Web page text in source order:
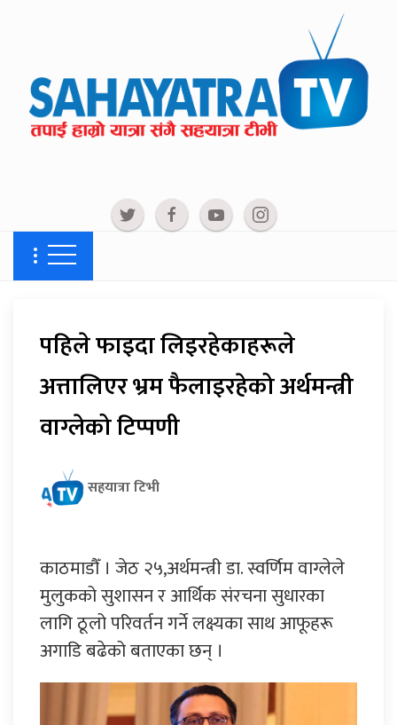
पहिले फाइदा लिइरहेकाहरूले
अत्तालिएर भ्रम फैलाइरहेको अर्थमन्त्री
वाग्लेको टिप्पणी
सहयात्रा टिभी
काठमाडौँ । जेठ २५,अर्थमन्त्री डा. स्वर्णिम वाग्लेले
मुलुकको सुशासन र आर्थिक संरचना सुधारका
लागि ठूलो परिवर्तन गर्ने लक्ष्यका साथ आफूहरू
अगाडि बढेको बताएका छन् ।